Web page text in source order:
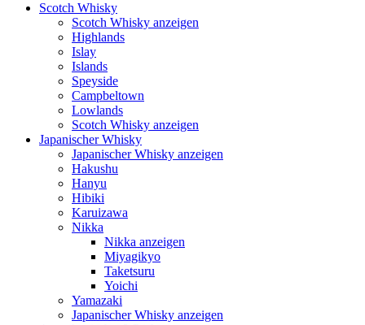
Scotch Whisky
Scotch Whisky anzeigen
Highlands
Islay
Islands
Speyside
Campbeltown
Lowlands
Scotch Whisky anzeigen
Japanischer Whisky
Japanischer Whisky anzeigen
Hakushu
Hanyu
Hibiki
Karuizawa
Nikka
Nikka anzeigen
Miyagikyo
Taketsuru
Yoichi
Yamazaki
Japanischer Whisky anzeigen